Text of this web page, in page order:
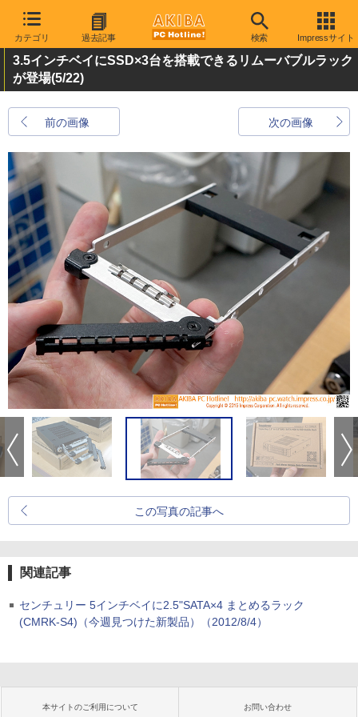
カテゴリ 過去記事 検索 Impressサイト
3.5インチベイにSSD×3台を搭載できるリムーバブルラック
が登場(5/22)
前の画像 次の画像
この写真の記事へ
関連記事
センチュリー 5インチベイに2.5"SATA×4 まとめるラック
(CMRK-S4)（今週見つけた新製品）（2012/8/4）
本サイトのご利用について お問い合わせ